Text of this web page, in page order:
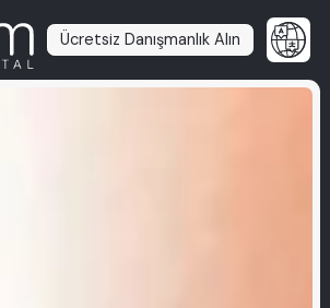
Ücretsiz Danışmanlık Alın